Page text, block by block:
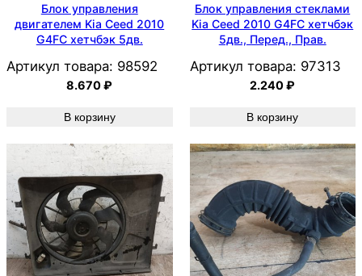
Блок управления
двигателем Kia Ceed 2010
G4FC хетчбэк 5дв.
Артикул товара: 98592
8.670₽
В корзину
Блок управления стеклами
Kia Ceed 2010 G4FC хетчбэк
5дв., Перед., Прав.
Артикул товара: 97313
2.240₽
В корзину